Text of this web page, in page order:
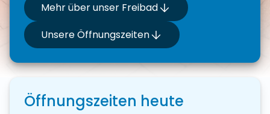
Mehr über unser Freibad
Unsere Öffnungszeiten
Öffnungszeiten heute